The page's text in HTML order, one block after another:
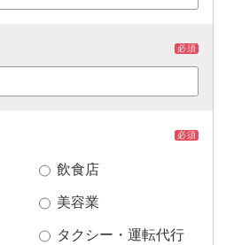
必須
必須
飲食店
美容業
タクシー・運転代行